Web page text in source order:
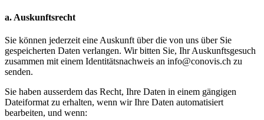
a. Auskunftsrecht
Sie können jederzeit eine Auskunft über die von uns über Sie
gespeicherten Daten verlangen. Wir bitten Sie, Ihr Auskunftsgesuch
zusammen mit einem Identitätsnachweis an info@conovis.ch zu
senden.
Sie haben ausserdem das Recht, Ihre Daten in einem gängigen
Dateiformat zu erhalten, wenn wir Ihre Daten automatisiert
bearbeiten, und wenn: